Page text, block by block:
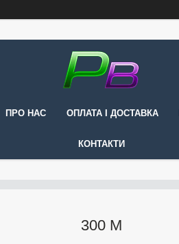
ПРО НАС ОПЛАТА І ДОСТАВКА
КОНТАКТИ
300 M